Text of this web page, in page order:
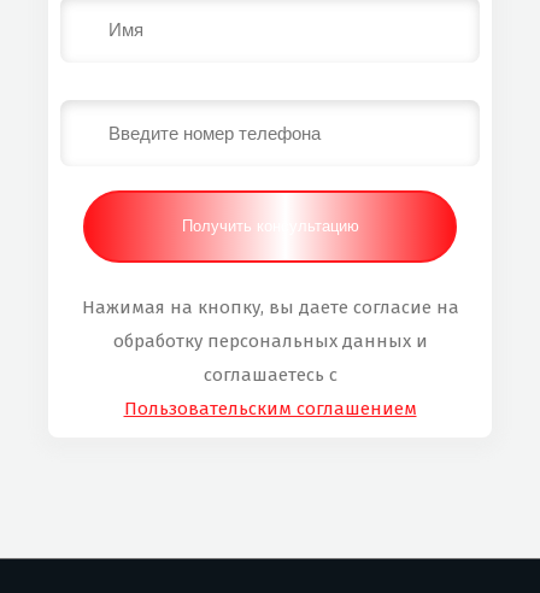
Нажимая на кнопку, вы даете согласие на
обработку персональных данных и
соглашаетесь с
Пользовательским соглашением